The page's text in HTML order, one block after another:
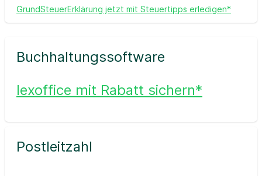
GrundSteuerErklärung jetzt mit Steuertipps erledigen*
Buchhaltungssoftware
lexoffice mit Rabatt sichern*
Postleitzahl